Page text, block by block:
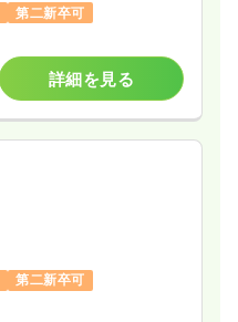
第二新卒可
詳細を見る
第二新卒可